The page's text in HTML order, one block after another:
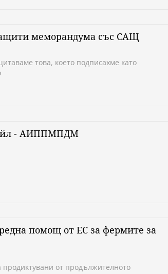
меморандума със САЩ
това, което подписахме като
- АИППМПДМ
помощ от ЕС за фермите за
продиктувани от продължителното